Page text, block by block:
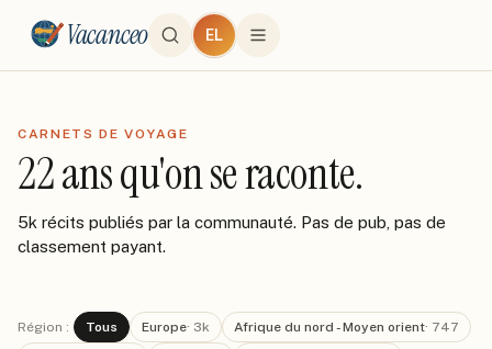
Vacanceo EL
CARNETS DE VOYAGE
22 ans qu'on se raconte.
5k récits publiés par la communauté. Pas de pub, pas de
classement payant.
Région : Tous Europe· 3k Afrique du nord - Moyen orient· 747